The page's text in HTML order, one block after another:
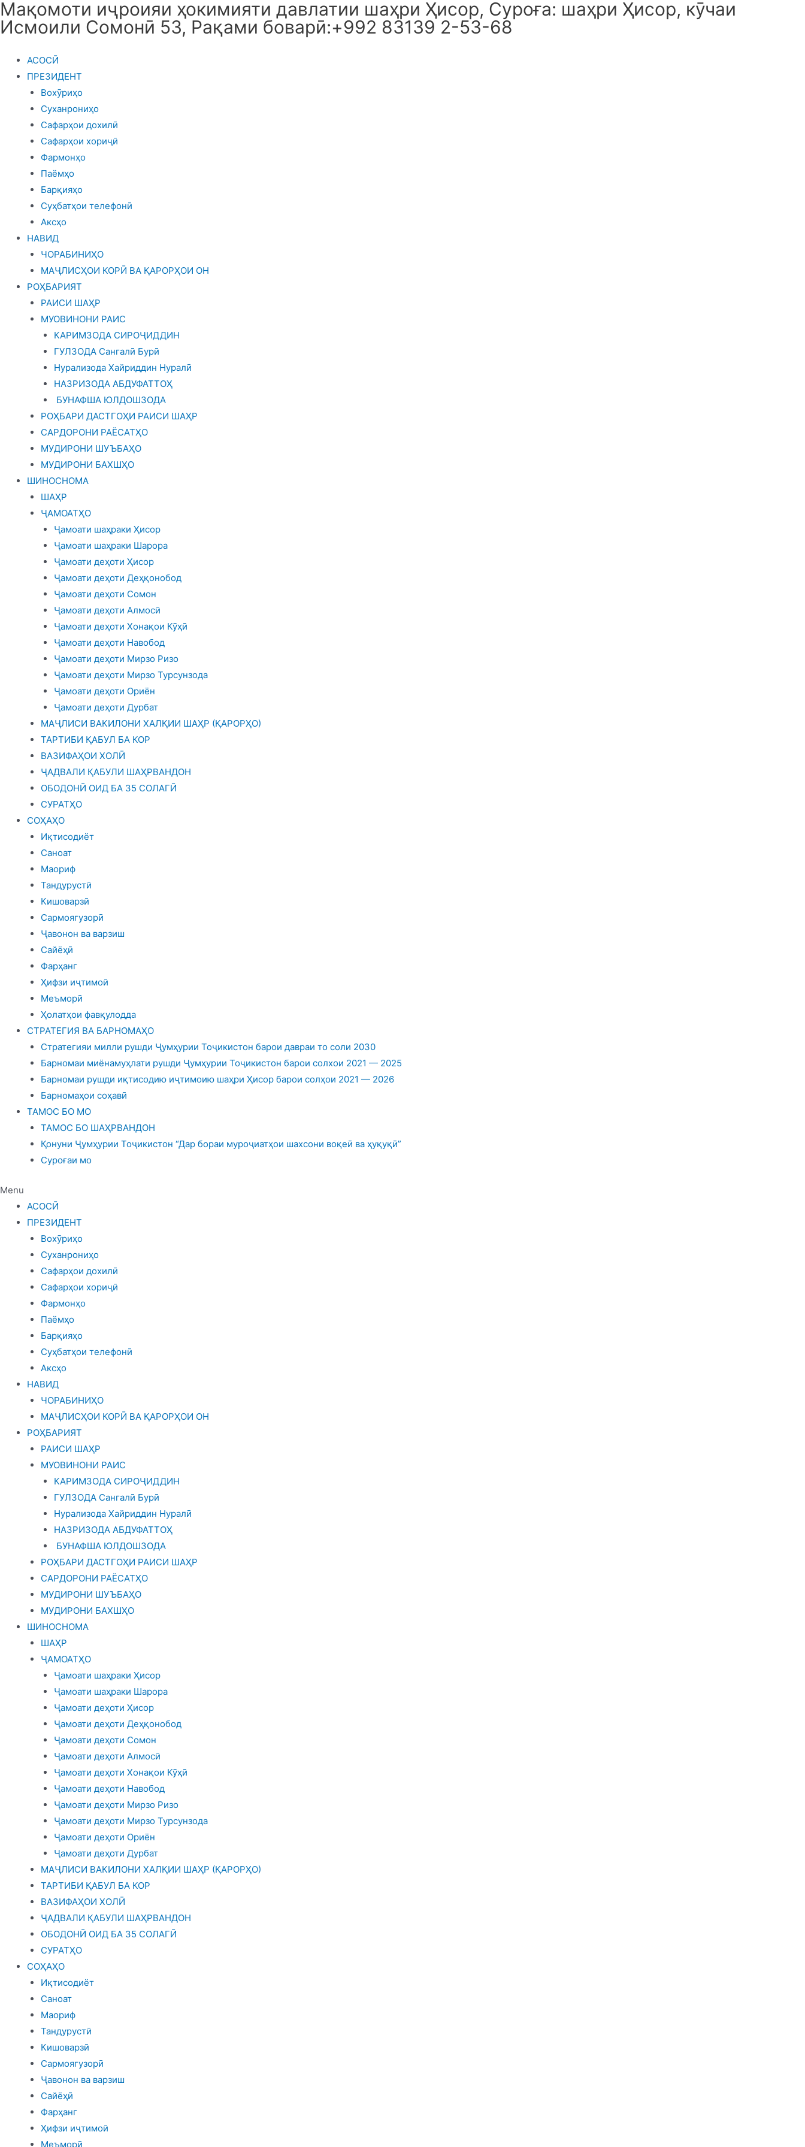
Skip
to
Мақомоти иҷроияи ҳокимияти давлатии шаҳри Ҳисор, Суроға: шаҳри Ҳисор, кӯчаи
Исмоили Сомонӣ 53, Рақами боварӣ:+992 83139 2-53-68
АСОСӢ
ПРЕЗИДЕНТ
Вохӯриҳо
Суханрониҳо
Сафарҳои дохилӣ
Сафарҳои хориҷӣ
Фармонҳо
Паёмҳо
Барқияҳо
Суҳбатҳои телефонӣ
Аксҳо
НАВИД
ЧОРАБИНИҲО
МАҶЛИСҲОИ КОРӢ ВА ҚАРОРҲОИ ОН
РОҲБАРИЯТ
РАИСИ ШАҲР
МУОВИНОНИ РАИС
КАРИМЗОДА СИРОҶИДДИН
ГУЛЗОДА Сангалӣ Бурӣ
Нурализода Хайриддин Нуралӣ
НАЗРИЗОДА АБДУФАТТОҲ
БУНАФША ЮЛДОШЗОДА
РОҲБАРИ ДАСТГОҲИ РАИСИ ШАҲР
САРДОРОНИ РАЁСАТҲО
МУДИРОНИ ШУЪБАҲО
МУДИРОНИ БАХШҲО
ШИНОСНОМА
ШАҲР
ҶАМОАТҲО
Ҷамоати шаҳраки Ҳисор
Ҷамоати шаҳраки Шарора
Ҷамоати деҳоти Ҳисор
Ҷамоати деҳоти Деҳқонобод
Ҷамоати деҳоти Сомон
Ҷамоати деҳоти Алмосӣ
Ҷамоати деҳоти Хонақои Кӯҳӣ
Ҷамоати деҳоти Навобод
Ҷамоати деҳоти Мирзо Ризо
Ҷамоати деҳоти Мирзо Турсунзода
Ҷамоати деҳоти Ориён
Ҷамоати деҳоти Дурбат
МАҶЛИСИ ВАКИЛОНИ ХАЛҚИИ ШАҲР (ҚАРОРҲО)
ТАРТИБИ ҚАБУЛ БА КОР
ВАЗИФАҲОИ ХОЛӢ
ҶАДВАЛИ ҚАБУЛИ ШАҲРВАНДОН
ОБОДОНӢ ОИД БА 35 СОЛАГӢ
СУРАТҲО
СОҲАҲО
Иқтисодиёт
Саноат
Маориф
Тандурустӣ
Кишоварзӣ
Сармоягузорӣ
Ҷавонон ва варзиш
Сайёҳӣ
Фарҳанг
Ҳифзи иҷтимоӣ
Меъморӣ
Ҳолатҳои фавқулодда
СТРАТЕГИЯ ВА БАРНОМАҲО
Стратегияи милли рушди Ҷумҳурии Тоҷикистон барои давраи то соли 2030
Барномаи миёнамуҳлати рушди Ҷумҳурии Тоҷикистон барои солхои 2021 — 2025
Барномаи рушди иқтисодию иҷтимоию шаҳри Ҳисор барои солҳои 2021 — 2026
Барномаҳои соҳавӣ
ТАМОС БО МО
ТАМОС БО ШАҲРВАНДОН
Қонуни Ҷумҳурии Тоҷикистон “Дар бораи муроҷиатҳои шахсони воқеӣ ва ҳуқуқӣ”
Суроғаи мо
Menu
АСОСӢ
ПРЕЗИДЕНТ
Вохӯриҳо
Суханрониҳо
Сафарҳои дохилӣ
Сафарҳои хориҷӣ
Фармонҳо
Паёмҳо
Барқияҳо
Суҳбатҳои телефонӣ
Аксҳо
НАВИД
ЧОРАБИНИҲО
МАҶЛИСҲОИ КОРӢ ВА ҚАРОРҲОИ ОН
РОҲБАРИЯТ
РАИСИ ШАҲР
МУОВИНОНИ РАИС
КАРИМЗОДА СИРОҶИДДИН
ГУЛЗОДА Сангалӣ Бурӣ
Нурализода Хайриддин Нуралӣ
НАЗРИЗОДА АБДУФАТТОҲ
БУНАФША ЮЛДОШЗОДА
РОҲБАРИ ДАСТГОҲИ РАИСИ ШАҲР
САРДОРОНИ РАЁСАТҲО
МУДИРОНИ ШУЪБАҲО
МУДИРОНИ БАХШҲО
ШИНОСНОМА
ШАҲР
ҶАМОАТҲО
Ҷамоати шаҳраки Ҳисор
Ҷамоати шаҳраки Шарора
Ҷамоати деҳоти Ҳисор
Ҷамоати деҳоти Деҳқонобод
Ҷамоати деҳоти Сомон
Ҷамоати деҳоти Алмосӣ
Ҷамоати деҳоти Хонақои Кӯҳӣ
Ҷамоати деҳоти Навобод
Ҷамоати деҳоти Мирзо Ризо
Ҷамоати деҳоти Мирзо Турсунзода
Ҷамоати деҳоти Ориён
Ҷамоати деҳоти Дурбат
МАҶЛИСИ ВАКИЛОНИ ХАЛҚИИ ШАҲР (ҚАРОРҲО)
ТАРТИБИ ҚАБУЛ БА КОР
ВАЗИФАҲОИ ХОЛӢ
ҶАДВАЛИ ҚАБУЛИ ШАҲРВАНДОН
ОБОДОНӢ ОИД БА 35 СОЛАГӢ
СУРАТҲО
СОҲАҲО
Иқтисодиёт
Саноат
Маориф
Тандурустӣ
Кишоварзӣ
Сармоягузорӣ
Ҷавонон ва варзиш
Сайёҳӣ
Фарҳанг
Ҳифзи иҷтимоӣ
Меъморӣ